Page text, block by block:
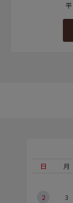
日
月
2
3